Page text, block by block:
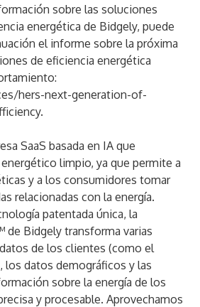
sobre las soluciones
energética de Bidgely, puede
el informe sobre la próxima
de eficiencia energética
hers-next-generation-of-
.
SaaS basada en IA que
limpio, ya que permite a
y a los consumidores tomar
relacionadas con la energía.
patentada única, la
Bidgely transforma varias
de los clientes (como el
los datos demográficos y las
sobre la energía de los
y procesable. Aprovechamos